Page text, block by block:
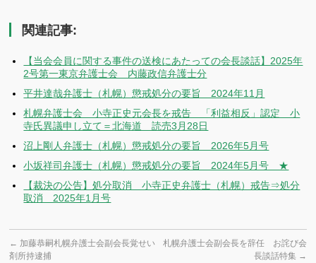
関連記事:
【当会会員に関する事件の送検にあたっての会長談話】2025年
2号第一東京弁護士会 内藤政信弁護士分
平井達哉弁護士（札幌）懲戒処分の要旨 2024年11月
札幌弁護士会 小寺正史元会長を戒告 「利益相反」認定 小
寺氏異議申し立て＝北海道 読売3月28日
沼上剛人弁護士（札幌）懲戒処分の要旨 2026年5月号
小坂祥司弁護士（札幌）懲戒処分の要旨 2024年5月号 ★
【裁決の公告】処分取消 小寺正史弁護士（札幌）戒告⇒処分
取消 2025年1月号
← 加藤恭嗣札幌弁護士会副会長覚せい
剤所持逮捕
札幌弁護士会副会長を辞任 お詫び会
長談話特集 →